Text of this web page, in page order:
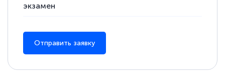
экзамен
Отправить заявку